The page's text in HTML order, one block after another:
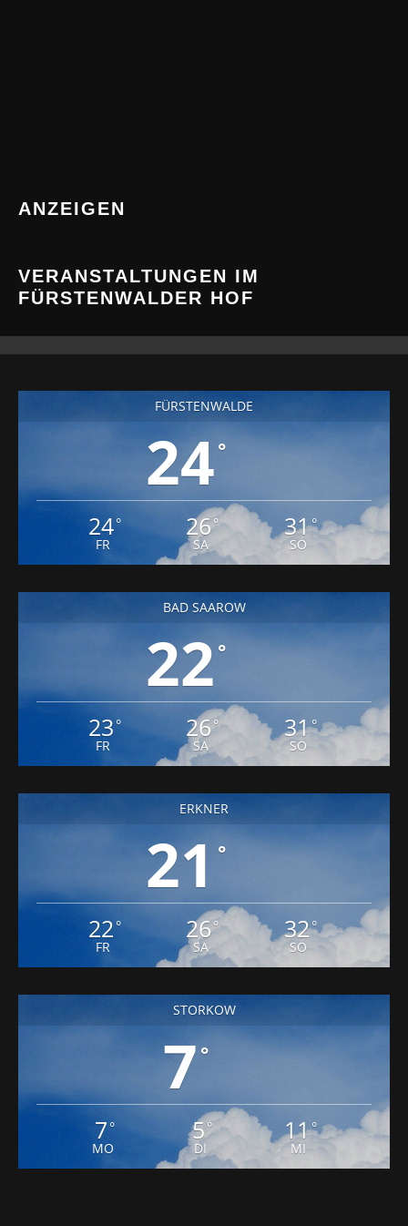
ANZEIGEN
VERANSTALTUNGEN IM
FÜRSTENWALDER HOF
FÜRSTENWALDE
24°
24°
FR
26°
SA
31°
SO
BAD SAAROW
22 °
23 °
FR
26°
SA
31°
SO
ERKNER
21 °
22 °
FR
26°
SA
32°
SO
STORKOW
7°
7 °
MO
5°
DI
11°
MI